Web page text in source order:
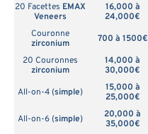
20 Facettes EMAX
Veneers
16,000 à
24,000€
Couronne
zirconium
700 à 1500€
20 Couronnes
zirconium
14,000 à
30,000€
All-on-4 (simple)
15,000 à
25,000€
All-on-6 (simple)
20,000 à
35,000€